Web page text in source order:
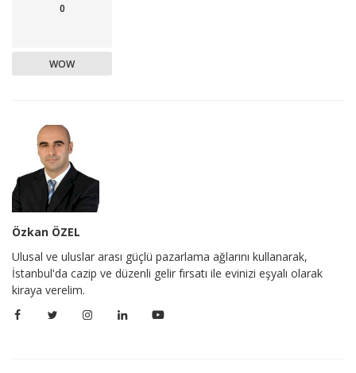
0
WOW
Özkan ÖZEL
Ulusal ve uluslar arası güçlü pazarlama ağlarını kullanarak,
İstanbul'da cazip ve düzenli gelir fırsatı ile evinizi eşyalı olarak
kiraya verelim.